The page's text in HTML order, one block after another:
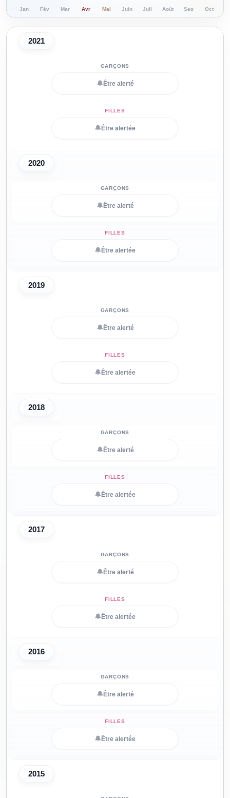
Jan Fév Mar Avr Mai Juin Juil Août Sep Oct
2021
🔔 Être alerté
🔔 Être alertée
2020
🔔 Être alerté
🔔 Être alertée
2019
🔔 Être alerté
🔔 Être alertée
2018
🔔 Être alerté
🔔 Être alertée
2017
🔔 Être alerté
🔔 Être alertée
2016
🔔 Être alerté
🔔 Être alertée
2015